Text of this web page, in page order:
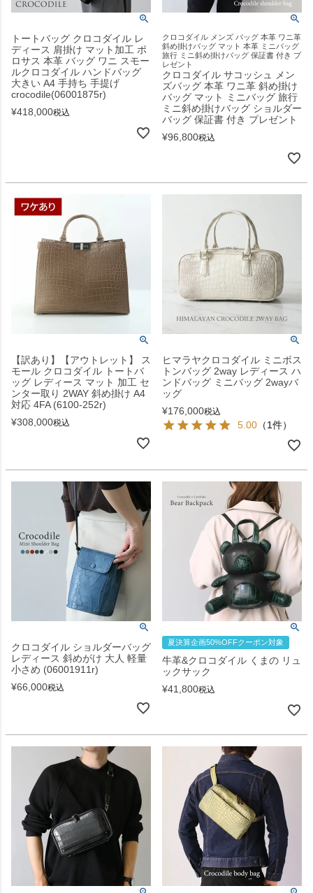
トートバッグ クロコダイル レ
ディース 肩掛け マット加工 ポ
ロサス 本革 バッグ ワニ スモー
ルクロコダイル ハンドバッグ
大きい A4 手持ち 手提げ
crocodile(06001875r)
¥418,000税込
クロコダイル メンズ バッグ 本革 ワニ革
斜め掛けバッグ マット 本革 ミニバッグ
旅行 ミニ斜め掛けバッグ 保証書 付き プ
レゼント
クロコダイル サコッシュ メン
ズバッグ 本革 ワニ革 斜め掛け
バッグ マット ミニバッグ 旅行
ミニ斜め掛けバッグ ショルダー
バッグ 保証書 付き プレゼント
¥96,800税込
【訳あり】【アウトレット】 ス
モール クロコダイル トートバ
ッグ レディース マット 加工 セ
ンター取り 2WAY 斜め掛け A4
対応 4FA (6100-252r)
¥308,000税込
ヒマラヤクロコダイル ミニボス
トンバッグ 2way レディース ハ
ンドバッグ ミニバッグ 2wayバ
ッグ
¥176,000税込
5.00 （1件）
クロコダイル ショルダーバッグ
レディース 斜めがけ 大人 軽量
小さめ (06001911r)
¥66,000税込
夏決算企画50%OFFクーポン対象
牛革&クロコダイル くまの リュ
ックサック
¥41,800税込